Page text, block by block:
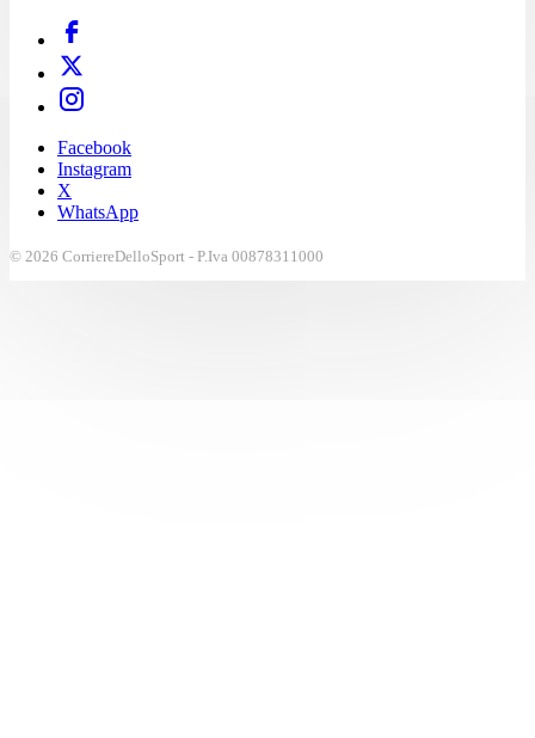
Facebook
Instagram
X
WhatsApp
© 2026 CorriereDelloSport - P.Iva 00878311000